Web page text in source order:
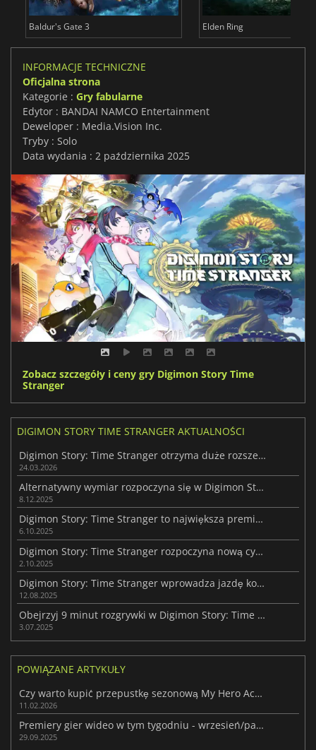
Baldur's Gate 3 Elden Ring
INFORMACJE TECHNICZNE
Oficjalna strona
Kategorie : Gry fabularne
Edytor : BANDAI NAMCO Entertainment
Deweloper : Media.Vision Inc.
Tryby : Solo
Data wydania : 2 października 2025
Zobacz szczegóły i ceny gry Digimon Story Time
Stranger
DIGIMON STORY TIME STRANGER AKTUALNOŚCI
Digimon Story: Time Stranger otrzyma duże rozszerzenie
24.03.2026
Alternatywny wymiar rozpoczyna się w Digimon Story: Time Stranger
8.12.2025
Digimon Story: Time Stranger to największa premiera JRPG z PC Bandai Namco
6.10.2025
Digimon Story: Time Stranger rozpoczyna nową cyfrową erę
2.10.2025
Digimon Story: Time Stranger wprowadza jazdę konną do franczyzy
12.08.2025
Obejrzyj 9 minut rozgrywki w Digimon Story: Time Stranger
3.07.2025
POWIĄZANE ARTYKUŁY
Czy warto kupić przepustkę sezonową My Hero Academia: All's Justice?
11.02.2026
Premiery gier wideo w tym tygodniu - wrzesień/październik 2025 (tydzień 40)
29.09.2025